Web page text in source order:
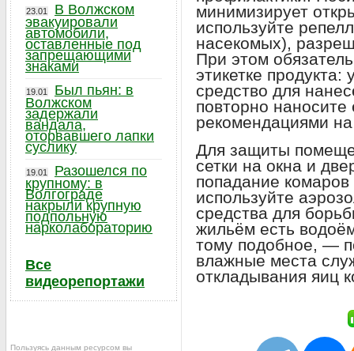
минимизирует
используйте
насекомых),
При этом
этикетке
средство для
повторно наносите
рекомендациями на
Для защиты
сетки на окна и
попадание
используйте
средства для
жильём есть
тому подобное, —
влажные места
откладывания яиц
23.01
В Волжском
эвакуировали
автомобили,
оставленные под
запрещающими
знаками
19.01
Был пьян: в
Волжском
задержали
вандала,
оторвавшего лапки
суслику
19.01
Разошелся по
крупному: в
Волгограде
накрыли крупную
подпольную
нарколабораторию
Все
видеорепортажи
Пользуясь данным ресурсом вы